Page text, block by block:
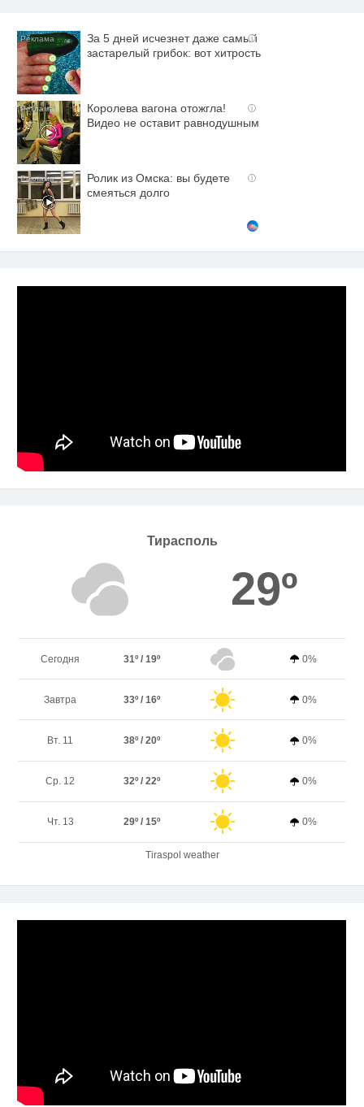
i
За 5 дней исчезнет даже самый
застарелый грибок: вот хитрость
i
Королева вагона отожгла!
Видео не оставит равнодушным
i
Ролик из Омска: вы будете
смеяться долго
Тирасполь
29º
Сегодня 31º / 19º 0%
Завтра 33º / 16º 0%
Вт. 11 38º / 20º 0%
Ср. 12 32º / 22º 0%
Чт. 13 29º / 15º 0%
Tiraspol weather